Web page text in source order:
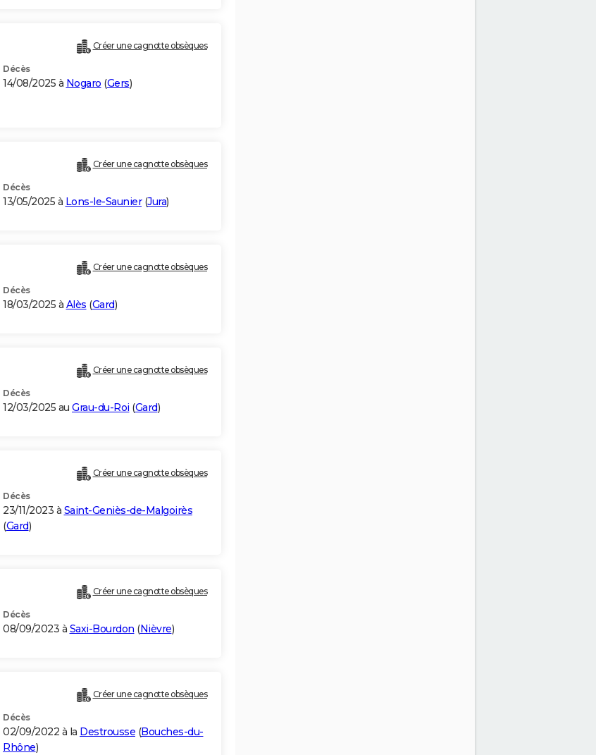
Créer une cagnotte obsèques
Décès
14/08/2025 à Nogaro (Gers)
Créer une cagnotte obsèques
Décès
13/05/2025 à Lons-le-Saunier(Jura)
Créer une cagnotte obsèques
Décès
18/03/2025 à Alès (Gard)
Créer une cagnotte obsèques
Décès
12/03/2025 au Grau-du-Roi (Gard)
Créer une cagnotte obsèques
Décès
23/11/2023 à Saint-Geniès-de-Malgoirès
(Gard)
Créer une cagnotte obsèques
Décès
08/09/2023 à Saxi-Bourdon (Nièvre)
Créer une cagnotte obsèques
Décès
02/09/2022 à la Destrousse (Bouches-du-
Rhône)